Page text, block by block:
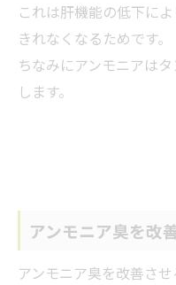
これは肝機能の低下に
きれなくなるためです。
ちなみにアンモニアは
します。
アンモニア臭を改
アンモニア臭を改善さ